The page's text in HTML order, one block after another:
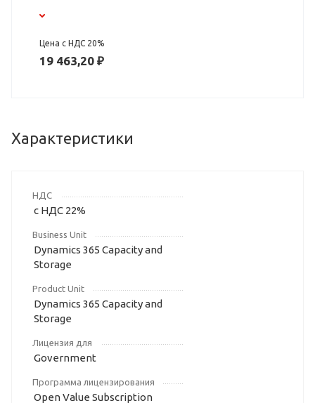
Цена с НДС 20%
19 463,20 ₽
Характеристики
НДС
с НДС 22%
Business Unit
Dynamics 365 Capacity and
Storage
Product Unit
Dynamics 365 Capacity and
Storage
Лицензия для
Government
Программа лицензирования
Open Value Subscription